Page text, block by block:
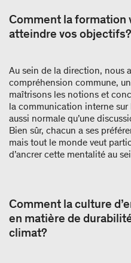
Comment la formation
atteindre vos objectifs?
Au sein de la direction, nous
compréhension commune,
maîtrisons les notions et
la communication interne
aussi normale qu’une
Bien sûr, chacun a ses
mais tout le monde veut
d’ancrer cette mentalité au
Comment la culture
en matière de
climat?